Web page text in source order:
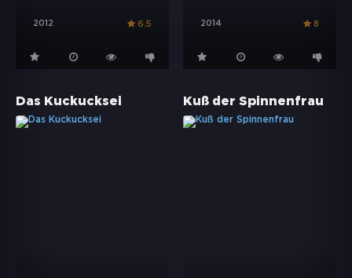
2012 6.5 2014 8
Das Kuckucksei Kuß der Spinnenfrau